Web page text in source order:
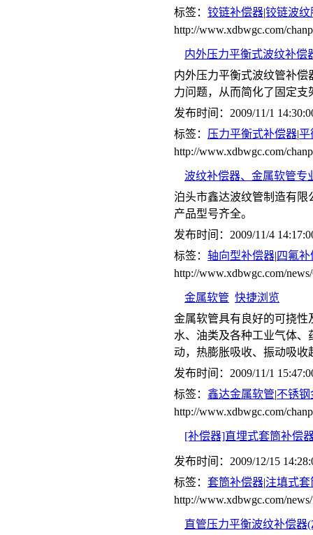
标签： 铰链补偿器|铰链波纹
http://www.xdbwgc.com/
内外压力平衡式波纹补偿
内外压力平衡式波纹管补
力问题，从而简化了固定
发布时间：2009/11/1
标签： 压力平衡式补偿器|平
http://www.xdbwgc.com/
波纹补偿器、金属软管专
泊头市鑫达波纹管制造有
产品型号齐全。
发布时间：2009/11/4
标签： 轴向型补偿器|四氟补
http://www.xdbwgc.com/
金属软管 快捷浏览
金属软管具有良好的可挠
水、油类及各种工业气体
动，热膨胀吸收、振动吸收
发布时间：2009/11/1
标签： 鑫达金属软管|不锈
http://www.xdbwgc.com/
[补偿器]直埋式套筒补偿
发布时间：2009/12/15
标签： 套筒补偿器|注填式套
http://www.xdbwgc.com/
直管压力平衡波纹补偿器